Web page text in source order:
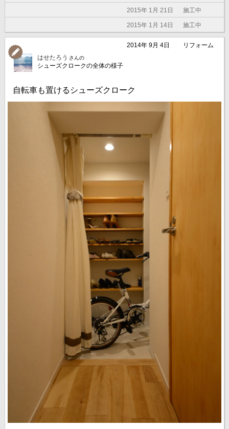
2015年 1月 21日 施工中
2015年 1月 14日 施工中
2014年 9月 4日
リフォーム
はせたろう さんの
シューズクロークの全体の様子
自転車も置けるシューズクローク